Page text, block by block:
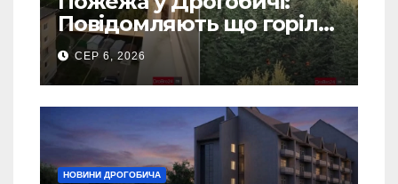
Повідомляють що горіло
5 гаражів (Відео)
СЕР 6, 2026
НОВИНИ ДРОГОБИЧА